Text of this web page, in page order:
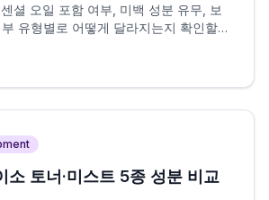
셜 오일 포함 여부, 미백 성분 유무, 보
유형별로 어떻게 달라지는지 확인할
소 토너·미스트 5종 성분 비교